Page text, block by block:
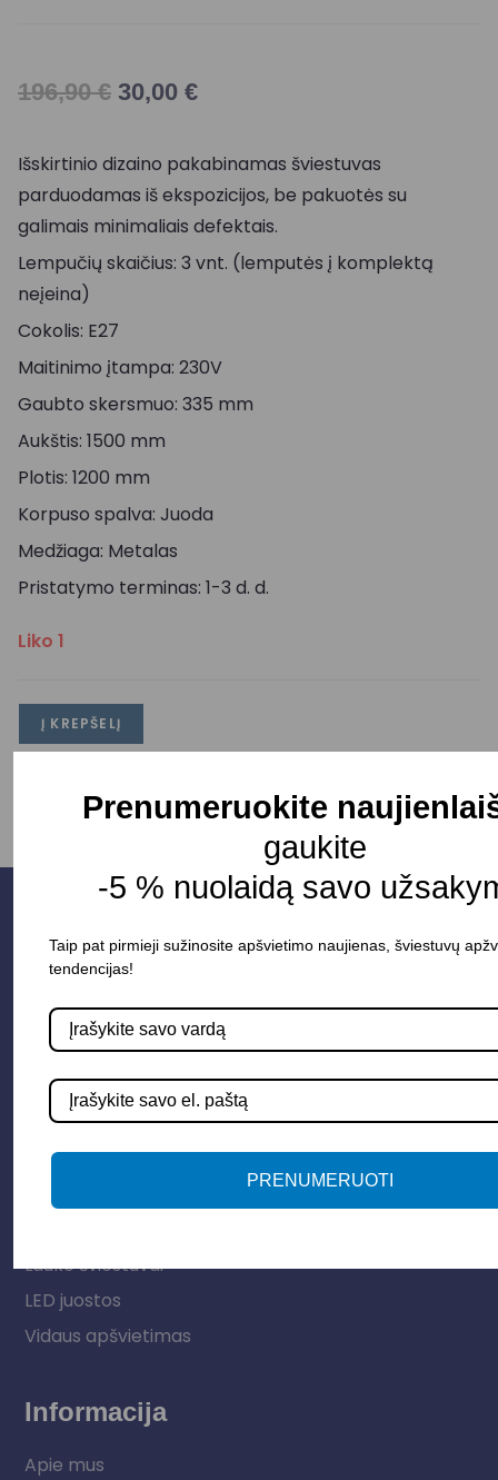
196,90€ 30,00 €
Išskirtinio dizaino pakabinamas šviestuvas
parduodamas iš ekspozicijos, be pakuotės su
galimais minimaliais defektais.
Lempučių skaičius: 3 vnt. (lemputės į komplektą
neįeina)
Cokolis: E27
Maitinimo įtampa: 230V
Gaubto skersmuo: 335 mm
Aukštis: 1500 mm
Plotis: 1200 mm
Korpuso spalva: Juoda
Medžiaga: Metalas
Pristatymo terminas: 1-3 d. d.
Liko 1
Į KREPŠELĮ
Lauko šviestuvai
LED juostos
Vidaus apšvietimas
Informacija
Apie mus
Prenumeruokite
gaukite
-5 % nuolaidą savo
Taip pat pirmieji sužinosite apšvietimo naujienas, šviestuvų
tendencijas!
PRENUMERUOTI